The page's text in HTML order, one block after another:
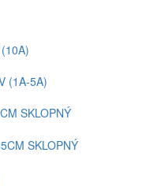
(1A-5A)
SKLOPNÝ
SKLOPNÝ